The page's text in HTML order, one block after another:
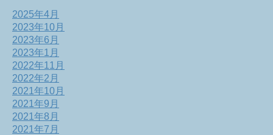
2025年4月
2023年10月
2023年6月
2023年1月
2022年11月
2022年2月
2021年10月
2021年9月
2021年8月
2021年7月